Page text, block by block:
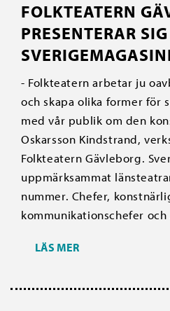
FOLKTEATERN
PRESENTERAR
- Folkteatern arbetar ju
och skapa olika former för
med vår publik om den
Oskarsson Kindstrand,
Folkteatern Gävleborg.
uppmärksammat
nummer. Chefer,
kommunikationschefer och
LÄS MER